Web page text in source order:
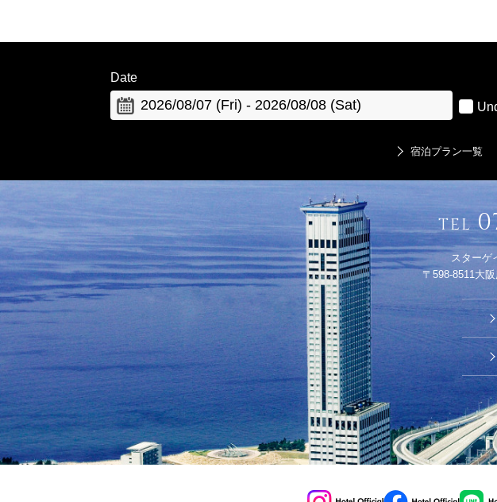
Date
宿泊プラン一覧
TEL
スターゲ
〒598-8511大